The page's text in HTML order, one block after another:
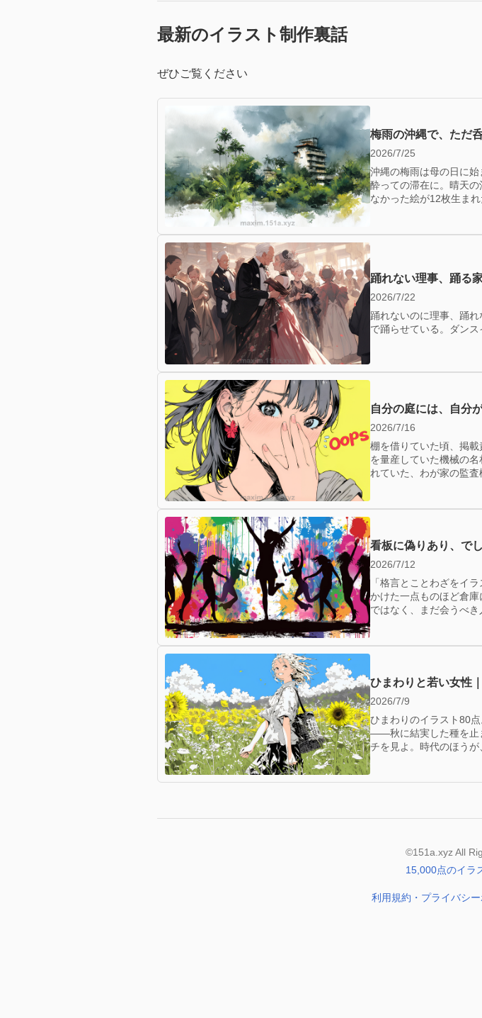
最新のイラスト制作裏話
ぜひご覧ください
梅雨の沖縄で、ただ
2026/7/25
沖縄の梅雨は母の日に
酔っての滞在に。晴天
なかった絵が12枚生まれ
踊れない理事、踊る
2026/7/22
踊れないのに理事、踊
で踊らせている。ダンス
自分の庭には、自分
2026/7/16
棚を借りていた頃、掲
を量産していた機械の
れていた、わが家の監査
看板に偽りあり、で
2026/7/12
「格言とことわざをイ
かけた一点ものほど倉
ではなく、まだ会うべき
ひまわりと若い女性
2026/7/9
ひまわりのイラスト80
——秋に結実した種を止
チを見よ。時代のほうが
©151a.xyz All
15,000点のイラ
利用規約・プライバシ